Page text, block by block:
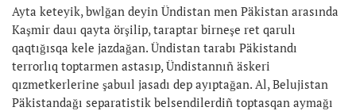
Ayta keteyik, bwlğan deyin Ündistan men Päkistan arasında
Kaşmir dauı qayta örşilip, taraptar birneşe ret qarulı
qaqtığısqa kele jazdağan. Ündistan tarabı Päkistandı
terrorlıq toptarmen astasıp, Ündistannıñ äskeri
qızmetkerlerine şabuıl jasadı dep ayıptağan. Al, Belujistan
Päkistandağı separatistik belsendilerdiñ toptasqan aymağı